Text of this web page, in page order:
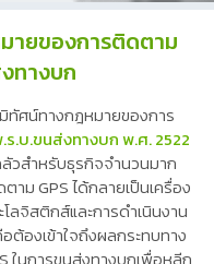
ายของการติดตาม
ทางบก
ทัศน์ทางกฎหมายของการ
.บ.ขนส่งทางบก พ.ศ. 2522
วสำหรับธุรกิจจำนวนมาก
าม GPS ได้กลายเป็นเครื่อง
จิสติกส์และการดำเนินงาน
องเข้าใจถึงผลกระทบทาง